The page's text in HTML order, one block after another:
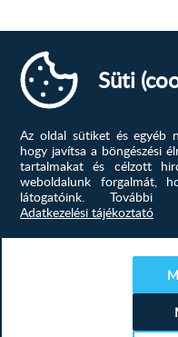
tervezés, új, ötletek,
TOVÁBB
TAVASZI SZÍNEK A KON...
konyhabútor, tavasz,
könnyed elegancia,...
Süti
Az oldal sütiket és egyéb
hogy javítsa a böngészési
tartalmakat és célzott
weboldalunk forgalmát,
látogatóink.
További
Adatkezelési tájékoztató